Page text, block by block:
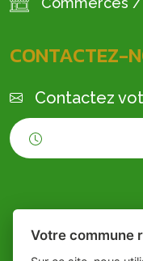
CONTACTEZ-
Contactez
Votre commune